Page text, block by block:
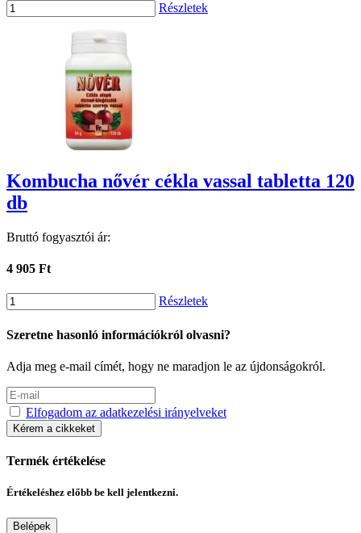
Részletek
Kombucha nővér cékla vassal tabletta 120
db
Bruttó fogyasztói ár:
4 905 Ft
Részletek
Szeretne hasonló információkról olvasni?
Adja meg e-mail címét, hogy ne maradjon le az újdonságokról.
Elfogadom az adatkezelési irányelveket
Kérem a cikkeket
Termék értékelése
Értékeléshez előbb be kell jelentkezni.
Belépek